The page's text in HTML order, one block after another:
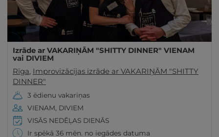
Izrāde ar VAKARIŅĀM "SHITTY DINNER" VIENAM
vai DIVIEM
Rīga, Improvizācijas izrāde ar VAKARIŅĀM "SHITTY
DINNER"
3 ēdienu vakariņas
VIENAM, DIVIEM
VISĀS NEDĒĻAS DIENĀS
Ir spēkā 36 mēn. no iegādes datuma